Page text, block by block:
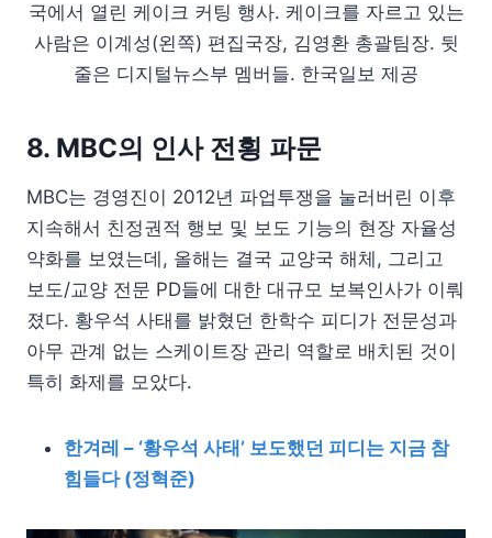
국에서 열린 케이크 커팅 행사. 케이크를 자르고 있는
사람은 이계성(왼쪽) 편집국장, 김영환 총괄팀장. 뒷
줄은 디지털뉴스부 멤버들. 한국일보 제공
8. MBC의 인사 전횡 파문
MBC는 경영진이 2012년 파업투쟁을 눌러버린 이후
지속해서 친정권적 행보 및 보도 기능의 현장 자율성
약화를 보였는데, 올해는 결국 교양국 해체, 그리고
보도/교양 전문 PD들에 대한 대규모 보복인사가 이뤄
졌다. 황우석 사태를 밝혔던 한학수 피디가 전문성과
아무 관계 없는 스케이트장 관리 역할로 배치된 것이
특히 화제를 모았다.
한겨레 – ‘황우석 사태’ 보도했던 피디는 지금 참
힘들다 (정혁준)